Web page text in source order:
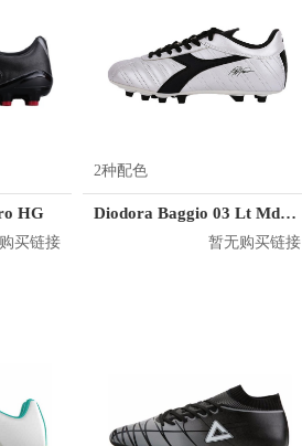
HG
买链接
2种配色
Diodora Baggio 03 Lt Mdpu 101.173476
暂无购买链接